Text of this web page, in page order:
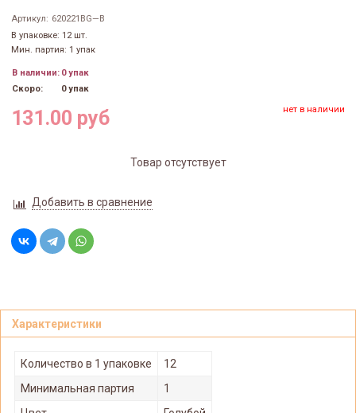
Артикул: 620221BG—B
В упаковке: 12 шт.
Мин. партия: 1 упак
В наличии: 0 упак
Скоро:
0 упак
131.00 руб нет в наличии
Товар отсутствует
Добавить в сравнение
Характеристики
Количество в 1 упаковке
12
Минимальная партия
1